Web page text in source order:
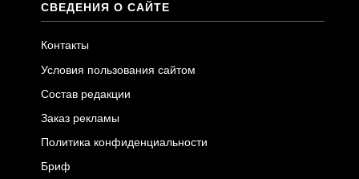
СВЕДЕНИЯ О САЙТЕ
Контакты
Условия пользования сайтом
Состав редакции
Заказ рекламы
Политика конфиденциальности
Бриф